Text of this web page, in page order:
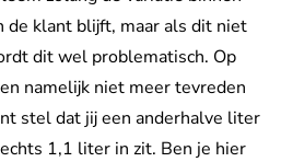
de klant blijft, maar als dit niet
dit wel problematisch. Op
namelijk niet meer tevreden
stel dat jij een anderhalve liter
1,1 liter in zit. Ben je hier